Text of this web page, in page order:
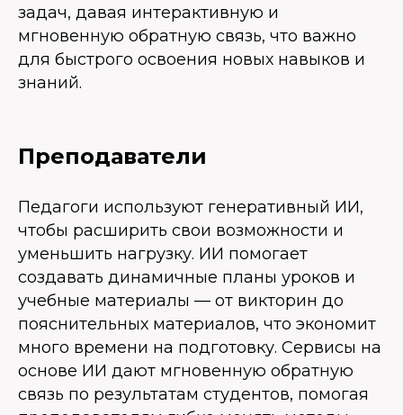
задач, давая интерактивную и
мгновенную обратную связь, что важно
для быстрого освоения новых навыков и
знаний.
Преподаватели
Педагоги используют генеративный ИИ,
чтобы расширить свои возможности и
уменьшить нагрузку. ИИ помогает
создавать динамичные планы уроков и
учебные материалы — от викторин до
пояснительных материалов, что экономит
много времени на подготовку. Сервисы на
основе ИИ дают мгновенную обратную
связь по результатам студентов, помогая